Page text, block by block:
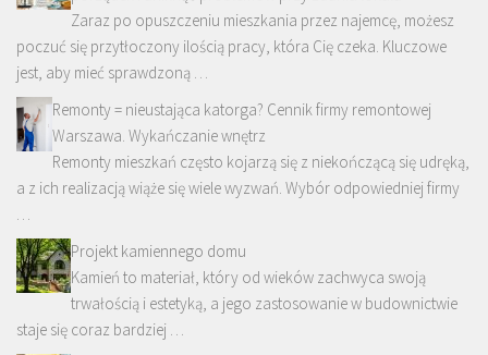
Zaraz po opuszczeniu mieszkania przez najemcę, możesz
poczuć się przytłoczony ilością pracy, która Cię czeka. Kluczowe
jest, aby mieć sprawdzoną …
Remonty = nieustająca katorga? Cennik firmy remontowej
Warszawa. Wykańczanie wnętrz
Remonty mieszkań często kojarzą się z niekończącą się udręką,
a z ich realizacją wiąże się wiele wyzwań. Wybór odpowiedniej firmy
…
Projekt kamiennego domu
Kamień to materiał, który od wieków zachwyca swoją
trwałością i estetyką, a jego zastosowanie w budownictwie
staje się coraz bardziej …